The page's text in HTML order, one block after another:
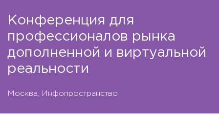
Конференция для
профессионалов рынка
дополненной и виртуальной
реальности
Москва, Инфопространство